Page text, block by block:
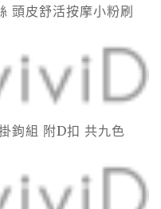
皮舒活按摩小粉刷
組 附D扣 共九色